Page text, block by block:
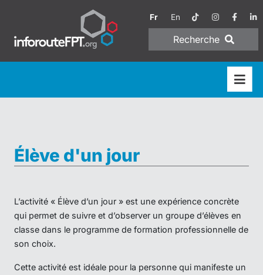
Fr En
Recherche
Élève d'un jour
L’activité « Élève d’un jour » est une expérience concrète
qui permet de suivre et d’observer un groupe d’élèves en
classe dans le programme de formation professionnelle de
son choix.
Cette activité est idéale pour la personne qui manifeste un